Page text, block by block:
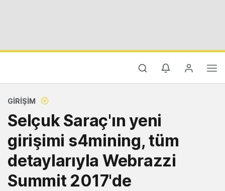
GIRIŞIM
Selçuk Saraç'ın yeni
girişimi s4mining, tüm
detaylarıyla Webrazzi
Summit 2017'de